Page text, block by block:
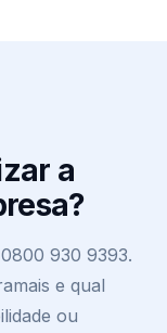
a
930 9393.
e qual
ou